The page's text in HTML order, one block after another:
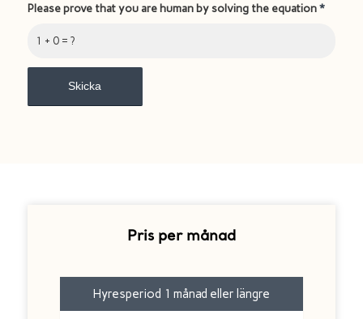
1 + 0 = ?
Please prove that you are human by solving the equation*
Pris per månad
Hyresperiod 1 månad eller längre